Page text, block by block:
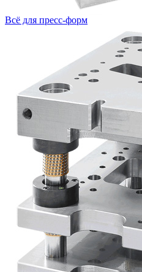
Всё для пресс-форм